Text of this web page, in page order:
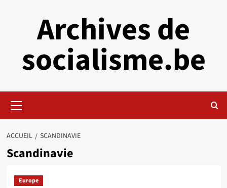
Archives de
socialisme.be
principal
ACCUEIL SCANDINAVIE
Scandinavie
Europe